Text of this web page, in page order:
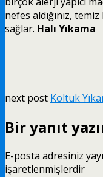
nefes aldığınız,
sağlar. Halı Yıkama
next post Koltuk
Bir yanıt
E-posta adresiniz
işaretlenmişlerdir